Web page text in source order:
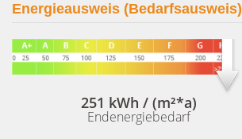
Energieausweis (Bedarfsausweis)
251 kWh / (m²*a)
Endenergiebedarf